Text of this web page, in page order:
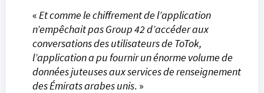
«Et comme le chiffrement de l’application
n’empêchait pas Group 42 d’accéder aux
conversations des utilisateurs de ToTok,
l’application a pu fournir un énorme volume de
données juteuses aux services de renseignement
des Émirats arabes unis. »